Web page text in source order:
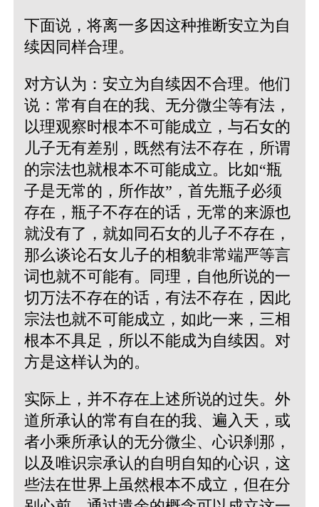
下面说，将离一多因这种推断安立为自
续因同样合理。
对方认为：安立为自续因不合理。他们
说：常有自在的我、无分微尘等有法，
以理观察时根本不可能成立，与石女的
儿子无有差别，既然有法不存在，所谓
的宗法也就根本不可能成立。比如“瓶
子是无常的，所作故”，首先瓶子必须
存在，瓶子不存在的话，无常的来源也
就没有了，就如同石女的儿子不存在，
那么谈论石女儿子的相貌非常端严等言
词也就不可能有。同理，自他所说的一
切万法不存在的话，有法不存在，因此
宗法也就不可能成立，如此一来，三相
根本不具足，所以不能成为自续因。对
方是这样认为的。
实际上，并不存在上述所说的过失。外
道所承认的常有自在的我、遍入天，或
者小乘所承认的无分微尘、心识刹那，
以及唯识宗承认的自明自知的心识，这
些法在世界上虽然根本不成立，但在分